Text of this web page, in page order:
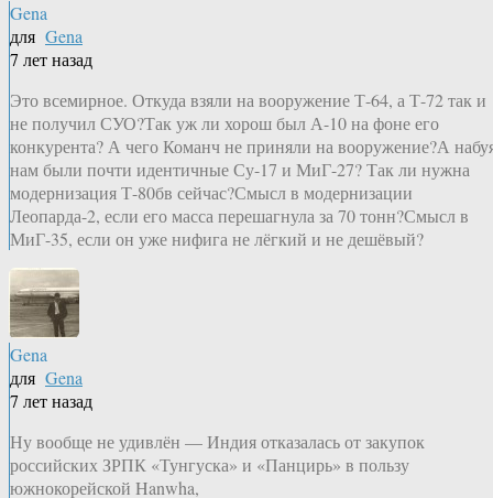
Gena
для Gena
7 лет назад
Это всемирное. Откуда взяли на вооружение Т-64, а Т-72 так и
не получил СУО?Так уж ли хорош был А-10 на фоне его
конкурента? А чего Команч не приняли на вооружение?А
нам были почти идентичные Су-17 и МиГ-27? Так ли нужна
модернизация Т-80бв сейчас?Смысл в модернизации
Леопарда-2, если его масса перешагнула за 70 тонн?Смысл в
МиГ-35, если он уже нифига не лёгкий и не дешёвый?
Gena
для Gena
7 лет назад
Ну вообще не удивлён — Индия отказалась от закупок
российских ЗРПК «Тунгуска» и «Панцирь» в пользу
южнокорейской Hanwha,